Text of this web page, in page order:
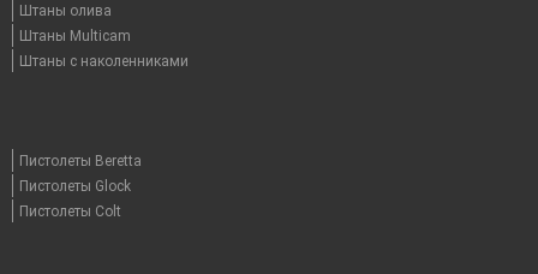
Штаны олива
Штаны Multicam
Штаны с наколенниками
Пистолеты Beretta
Пистолеты Glock
Пистолеты Colt